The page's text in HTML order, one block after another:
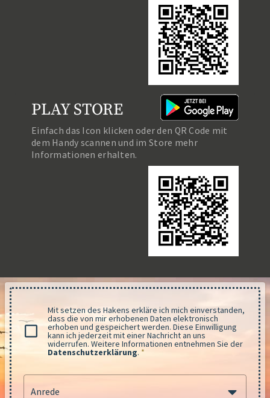
PLAY STORE
Einfach das Icon klicken oder den QR Code mit
dem Handy scannen und im Store mehr
Informationen erhalten.
Anrede
Mit setzen des Hakens erkläre ich mich einverstanden,
dass die von mir erhobenen Daten elektronisch
erhoben und gespeichert werden. Diese Einwilligung
kann ich jederzeit mit einer Nachricht an uns
widerrufen. Weitere Informationen entnehmen Sie der
Datenschutzerklärung. *